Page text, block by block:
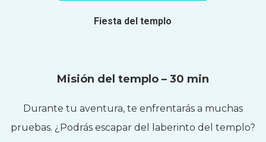
Fiesta del templo
Misión del templo – 30 min
Durante tu aventura, te enfrentarás a muchas
pruebas. ¿Podrás escapar del laberinto del templo?